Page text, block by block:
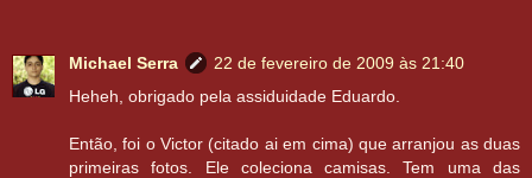
Michael Serra
22 de fevereiro de 2009 às 21:40
Heheh, obrigado pela assiduidade Eduardo.
Então, foi o Victor (citado ai em cima) que arranjou as duas
primeiras fotos. Ele coleciona camisas. Tem uma das